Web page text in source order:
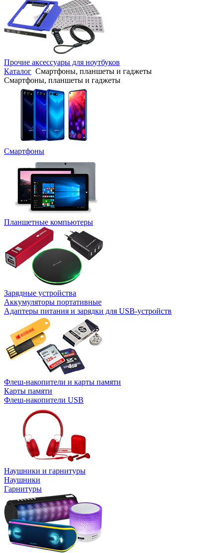
Прочие аксессуары для ноутбуков
Каталог Смартфоны, планшеты и гаджеты
Смартфоны, планшеты и гаджеты
Смартфоны
Планшетные компьютеры
Зарядные устройства
Аккумуляторы портативные
Адаптеры питания и зарядки для USB-устройств
Флеш-накопители и карты памяти
Карты памяти
Флеш-накопители USB
Наушники и гарнитуры
Наушники
Гарнитуры